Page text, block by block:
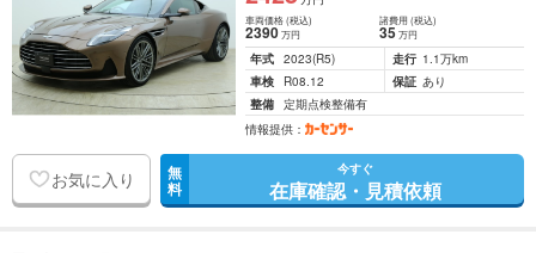
車両価格(税込)
2390万円
諸費用 (税込)
35 万円
年式 2023(R5) 走行 1.1万km
車検
R08.12 保証 あり
整備 定期点検整備有
情報提供：
お気に入り 無
料
今すぐ
在庫確認・見積依頼